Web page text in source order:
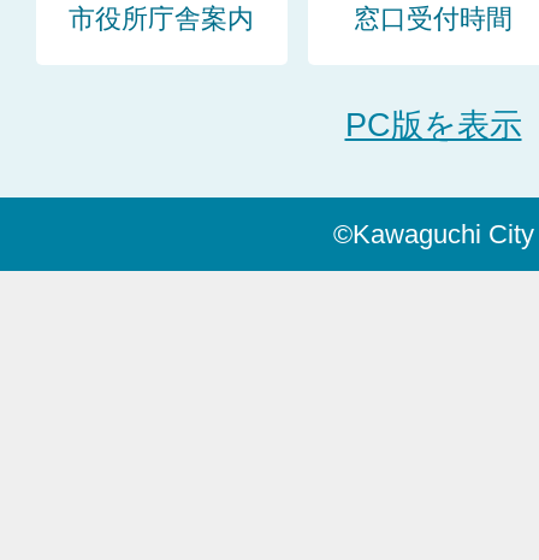
市役所庁舎案内 窓口受付時間
PC版を表示
©Kawaguchi City